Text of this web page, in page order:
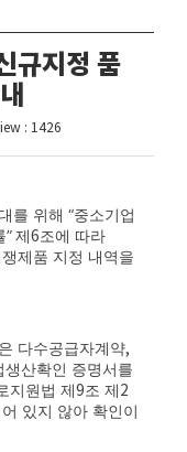
규지정 품
: 1426
를 위해 “중소기업
” 제 6조에 따라
제품 지정 내역을
다수공급자계약,
산확인 증명서를
지원법 제 9조 제 2
있지 않아 확인이